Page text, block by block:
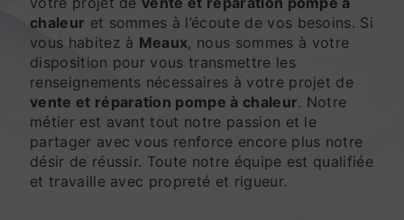
chaleur et sommes à l’écoute de vos besoins. Si
vous habitez à Meaux, nous sommes à votre
disposition pour vous transmettre les
renseignements nécessaires à votre projet de
vente et réparation pompe à chaleur. Notre
métier est avant tout notre passion et le
partager avec vous renforce encore plus notre
désir de réussir. Toute notre équipe est qualifiée
et travaille avec propreté et rigueur.